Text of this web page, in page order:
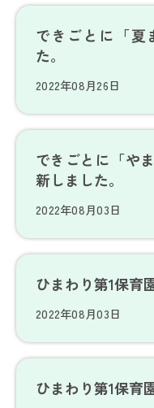
できごとに「夏
た。
2022年08月26日
できごとに「や
新しました。
2022年08月03日
ひまわり第1保
2022年08月03日
ひまわり第1保